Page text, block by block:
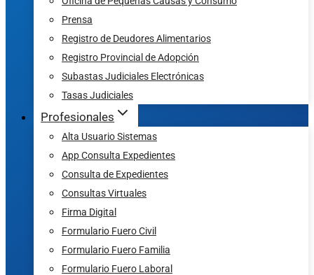
Prensa
Registro de Deudores Alimentarios
Registro Provincial de Adopción
Subastas Judiciales Electrónicas
Tasas Judiciales
Profesionales
Alta Usuario Sistemas
App Consulta Expedientes
Consulta de Expedientes
Consultas Virtuales
Firma Digital
Formulario Fuero Civil
Formulario Fuero Familia
Formulario Fuero Laboral